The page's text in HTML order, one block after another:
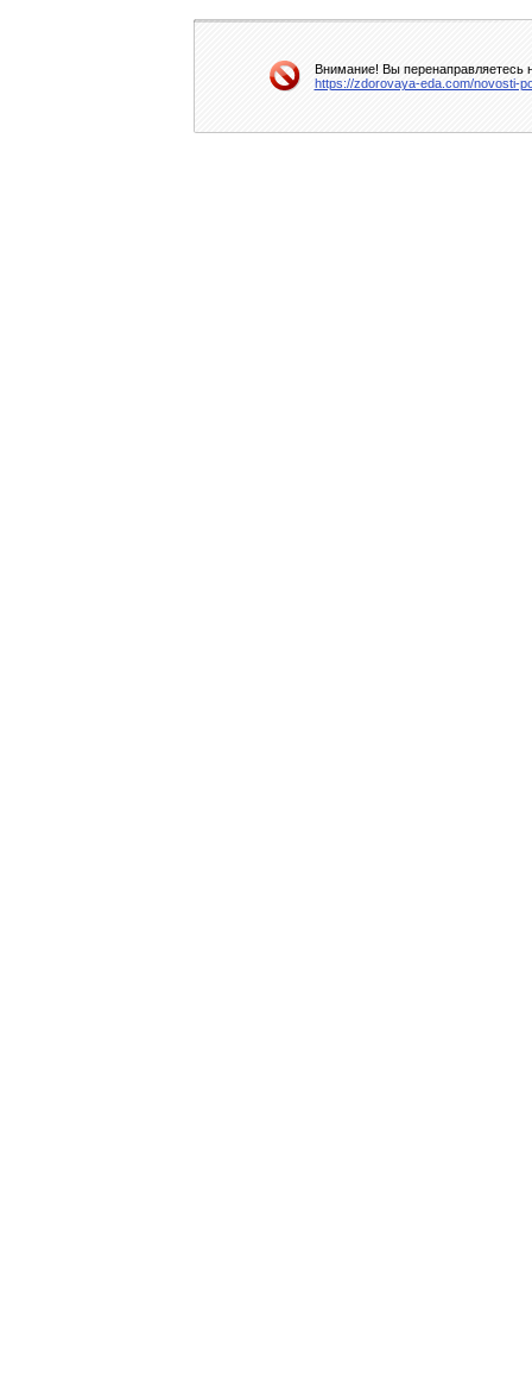
Внимание! Вы перенаправляетесь
https://zdorovaya-eda.com/novosti-